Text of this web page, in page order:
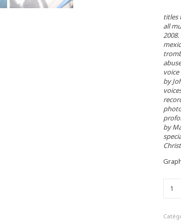
titles
all
2008.
by
by